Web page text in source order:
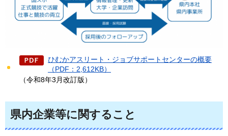
ひむかアスリート・ジョブサポートセンターの概要
（PDF：2,612KB）
（令和8年3月改訂版）
県内企業等に関すること